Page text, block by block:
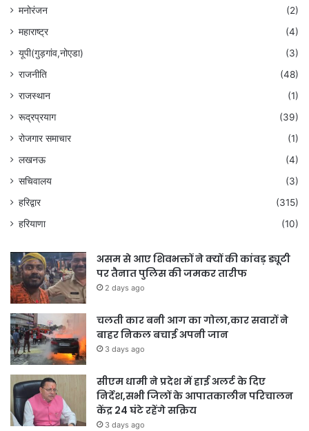
मनोरंजन
(2)
महाराष्ट्र
(4)
यूपी(गुड़गांव,नोएडा)
(3)
राजनीति
(48)
राजस्थान
(1)
रूद्रप्रयाग
(39)
रोजगार समाचार
(1)
लखनऊ
(4)
सचिवालय
(3)
हरिद्वार
(315)
हरियाणा
(10)
असम से आए शिवभक्तों ने क्यों की कांवड़ ड्यूटी
पर तैनात पुलिस की जमकर तारीफ
2 days ago
चलती कार बनी आग का गोला,कार सवारों ने
बाहर निकल बचाई अपनी जान
3 days ago
सीएम धामी ने प्रदेश में हाई अलर्ट के दिए
निर्देश,सभी जिलों के आपातकालीन परिचालन
केंद्र 24 घंटे रहेंगे सक्रिय
3 days ago